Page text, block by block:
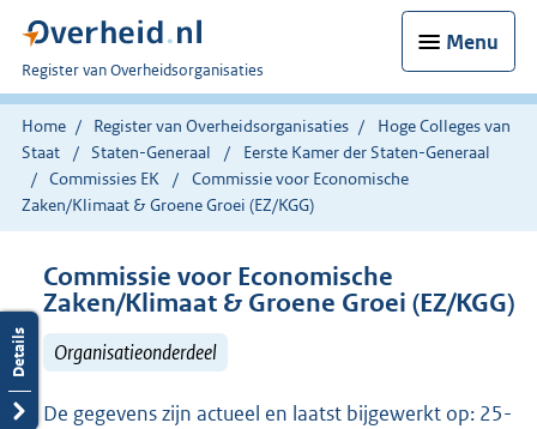
Menu
U
bent
nu
hier:
Register van Overheidsorganisaties
Home Register van Overheidsorganisaties
Hoge Colleges van
Staat
Staten-Generaal
Eerste Kamer der Staten-Generaal
Commissies EK
Commissie voor Economische
Zaken/Klimaat & Groene Groei (EZ/KGG)
Commissie voor Economische
Zaken/Klimaat & Groene Groei (EZ/KGG)
Organisatieonderdeel
De gegevens zijn actueel en laatst bijgewerkt op: 25-